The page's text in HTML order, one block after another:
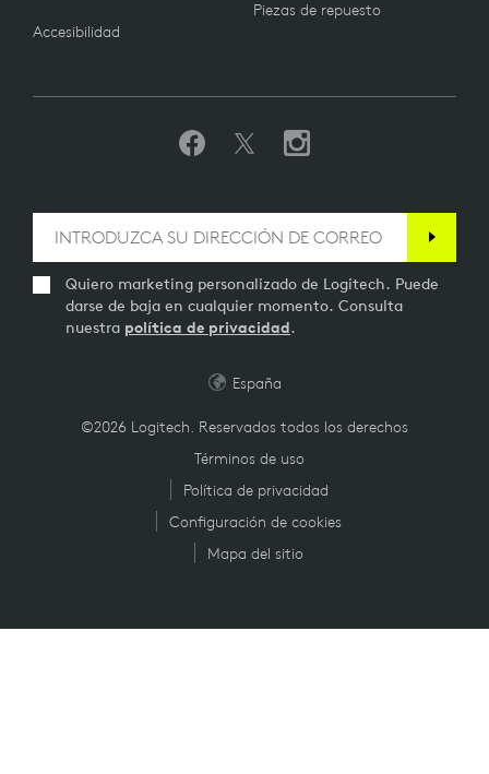
Accesibilidad
Piezas de repuesto
Quiero marketing personalizado de Logitech. Puede
darse de baja en cualquier momento. Consulta
nuestra política de privacidad.
©2026 Logitech. Reservados todos los derechos
Términos de uso
Política de privacidad
Configuración de cookies
Mapa del sitio
España